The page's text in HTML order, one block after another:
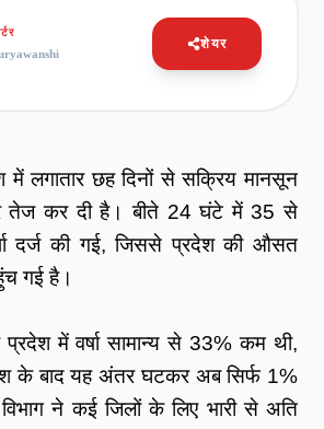
शेयर
में लगातार छह दिनों से सक्रिय मानसून
तेज कर दी है। बीते 24 घंटे में 35 से
दर्ज की गई, जिससे प्रदेश की औसत
गई है।
में वर्षा सामान्य से 33% कम थी,
के बाद यह अंतर घटकर अब सिर्फ 1%
ने कई जिलों के लिए भारी से अति